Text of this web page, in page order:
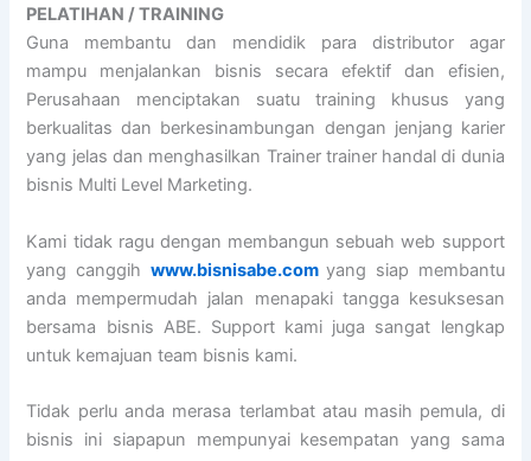
PELATIHAN / TRAINING
Guna membantu dan mendidik para distributor agar
mampu menjalankan bisnis secara efektif dan efisien,
Perusahaan menciptakan suatu training khusus yang
berkualitas dan berkesinambungan dengan jenjang karier
yang jelas dan menghasilkan Trainer trainer handal di dunia
bisnis Multi Level Marketing.
Kami tidak ragu dengan membangun sebuah web support
yang canggih www.bisnisabe.comyang siap membantu
anda mempermudah jalan menapaki tangga kesuksesan
bersama bisnis ABE. Support kami juga sangat lengkap
untuk kemajuan team bisnis kami.
Tidak perlu anda merasa terlambat atau masih pemula, di
bisnis ini siapapun mempunyai kesempatan yang sama